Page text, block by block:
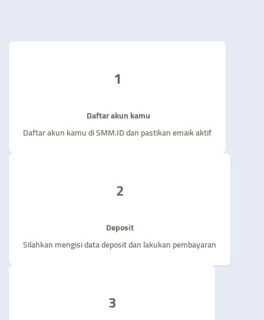
1
Daftar akun kamu
Daftar akun kamu di SMM.ID dan pastikan emaik aktif
2
Deposit
Silahkan mengisi data deposit dan lakukan pembayaran
3